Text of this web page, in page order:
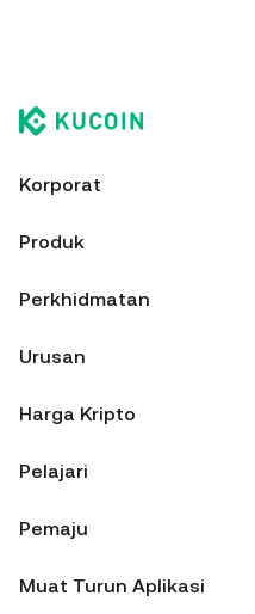
Korporat
Produk
Perkhidmatan
Urusan
Harga Kripto
Pelajari
Pemaju
Muat Turun Aplikasi